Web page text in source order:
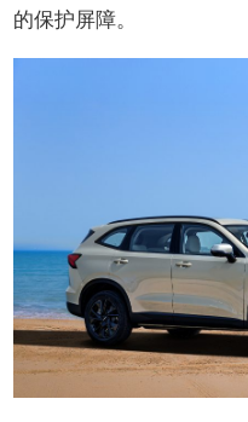
的保护屏障。